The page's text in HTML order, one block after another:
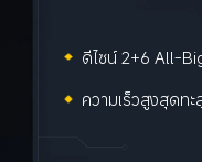
ดีไซน์ 2+6 All-
ความเร็วสูงสุดท